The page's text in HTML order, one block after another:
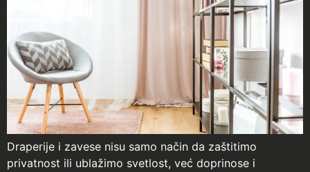
Draperije i zavese nisu samo način da zaštitimo
privatnost ili ublažimo svetlost, već doprinose i